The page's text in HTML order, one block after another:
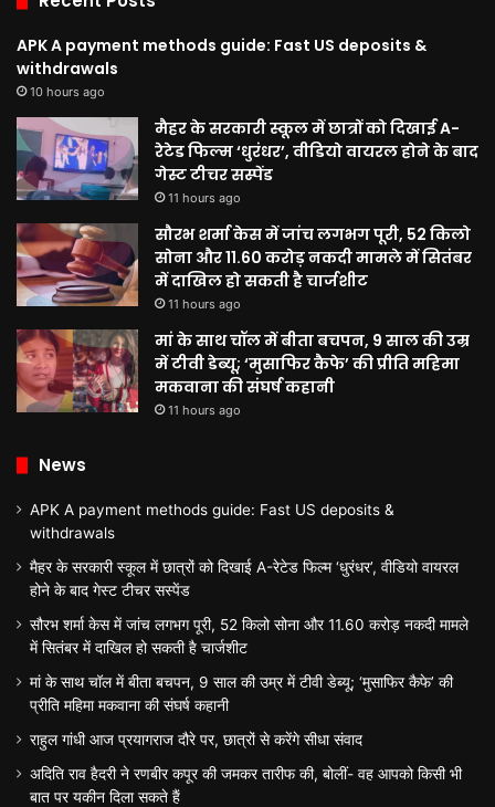
APK A payment methods guide: Fast US deposits &
withdrawals
10 hours ago
मैहर के सरकारी स्कूल में छात्रों को दिखाई A-
रेटेड फिल्म ‘धुरंधर’, वीडियो वायरल होने के बाद
गेस्ट टीचर सस्पेंड
11 hours ago
सौरभ शर्मा केस में जांच लगभग पूरी, 52 किलो
सोना और 11.60 करोड़ नकदी मामले में सितंबर
में दाखिल हो सकती है चार्जशीट
11 hours ago
मां के साथ चॉल में बीता बचपन, 9 साल की उम्र
में टीवी डेब्यू; ‘मुसाफिर कैफे’ की प्रीति महिमा
मकवाना की संघर्ष कहानी
11 hours ago
News
APK A payment methods guide: Fast US deposits &
withdrawals
मैहर के सरकारी स्कूल में छात्रों को दिखाई A-रेटेड फिल्म ‘धुरंधर’, वीडियो वायरल
होने के बाद गेस्ट टीचर सस्पेंड
सौरभ शर्मा केस में जांच लगभग पूरी, 52 किलो सोना और 11.60 करोड़ नकदी मामले
में सितंबर में दाखिल हो सकती है चार्जशीट
मां के साथ चॉल में बीता बचपन, 9 साल की उम्र में टीवी डेब्यू; ‘मुसाफिर कैफे’ की
प्रीति महिमा मकवाना की संघर्ष कहानी
राहुल गांधी आज प्रयागराज दौरे पर, छात्रों से करेंगे सीधा संवाद
अदिति राव हैदरी ने रणबीर कपूर की जमकर तारीफ की, बोलीं- वह आपको किसी भी
बात पर यकीन दिला सकते हैं